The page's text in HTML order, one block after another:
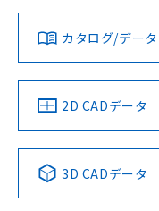
ダウンロードデータを
みください。
ソフトウェアの使用条件
対応済み
中国 RoHS 注意事
Pb Hg
カタログ/デー
2D CADデータ
3D CADデータ
す。